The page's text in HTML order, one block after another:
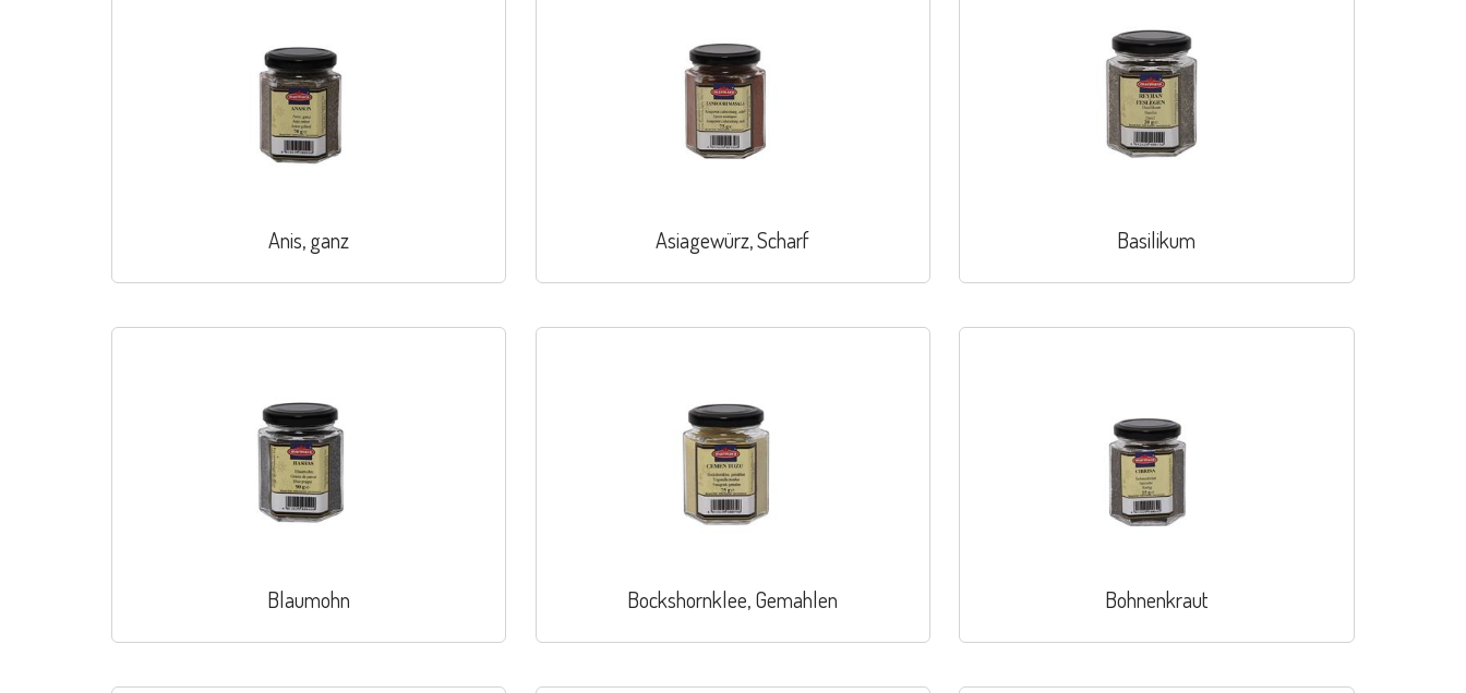
Anis, ganz Asiagewürz, Scharf Basilikum
Blaumohn Bockshornklee, Gemahlen Bohnenkraut